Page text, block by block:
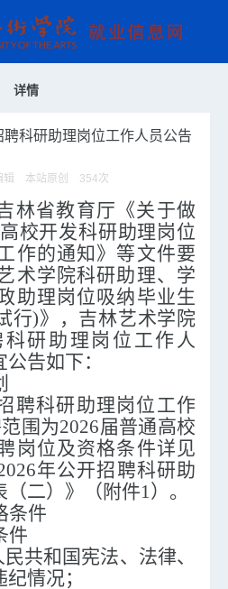
详情
科研助理岗位工作人员公告
辑 本站原创 354次
林省教育厅《关于做
校开发科研助理岗位
作的通知》 等文件要
术学院科研助理、学
助理岗位吸纳毕业生
行)》， 吉林艺术学院
研助理岗位工作人
告如下：
聘科研助理岗位工作
围为2026届普通高校
岗位及资格条件详见
6年公开招聘科研助
（二） 》（附件1）。
条件
件
共和国宪法、法律、
纪情况；